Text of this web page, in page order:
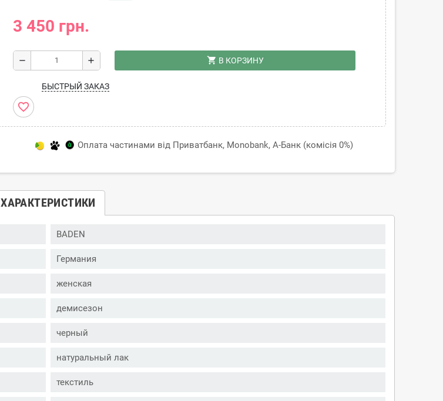
3 450 грн.
remove add shopping_cart В КОРЗИНУ
БЫСТРЫЙ ЗАКАЗ
favorite_border
Оплата частинами від Приватбанк, Monobank, А-Банк (комісія 0%)
ХАРАКТЕРИСТИКИ
BADEN
Германия
женская
демисезон
черный
натуральный лак
текстиль